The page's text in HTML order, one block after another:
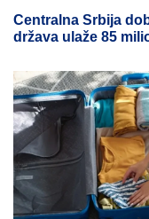
Centralna Srbija
država ulaže 85